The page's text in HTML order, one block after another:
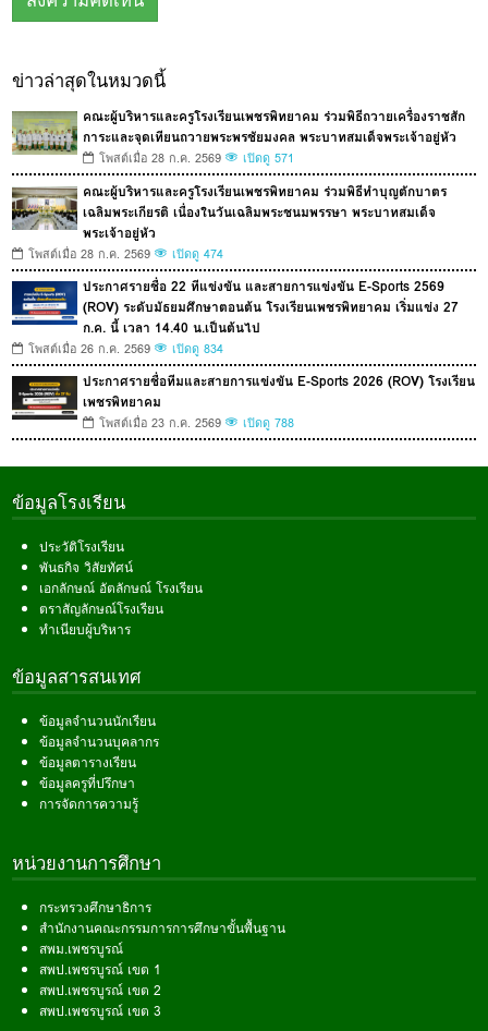
ข่าวล่าสุดในหมวดนี้
คณะผู้บริหารและครูโรงเรียนเพชรพิทยาคม ร่วมพิธีถวายเครื่องราชสัก
การะและจุดเทียนถวายพระพรชัยมงคล พระบาทสมเด็จพระเจ้าอยู่หัว
โพสต์เมื่อ 28 ก.ค. 2569 เปิดดู 571
คณะผู้บริหารและครูโรงเรียนเพชรพิทยาคม ร่วมพิธีทำบุญตักบาตร
เฉลิมพระเกียรติ เนื่องในวันเฉลิมพระชนมพรรษา พระบาทสมเด็จ
พระเจ้าอยู่หัว
โพสต์เมื่อ 28 ก.ค. 2569 เปิดดู 474
ประกาศรายชื่อ 22 ทีแข่งขัน และสายการแข่งขัน E-Sports 2569
(ROV) ระดับมัธยมศึกษาตอนต้น โรงเรียนเพชรพิทยาคม เริ่มแข่ง 27
ก.ค. นี้ เวลา 14.40 น.เป็นต้นไป
โพสต์เมื่อ 26 ก.ค. 2569 เปิดดู 834
ประกาศรายชื่อทีมและสายการแข่งขัน E-Sports 2026 (ROV) โรงเรียน
เพชรพิทยาคม
โพสต์เมื่อ 23 ก.ค. 2569 เปิดดู 788
ข้อมูลโรงเรียน
ประวัติโรงเรียน
พันธกิจ วิสัยทัศน์
เอกลักษณ์ อัตลักษณ์ โรงเรียน
ตราสัญลักษณ์โรงเรียน
ทำเนียบผู้บริหาร
ข้อมูลสารสนเทศ
ข้อมูลจำนวนนักเรียน
ข้อมูลจำนวนบุคลากร
ข้อมูลตารางเรียน
ข้อมูลครูที่ปรึกษา
การจัดการความรู้
หน่วยงานการศึกษา
กระทรวงศึกษาธิการ
สำนักงานคณะกรรมการการศึกษาขั้นพื้นฐาน
สพม.เพชรบูรณ์
สพป.เพชรบูรณ์ เขต 1
สพป.เพชรบูรณ์ เขต 2
สพป.เพชรบูรณ์ เขต 3